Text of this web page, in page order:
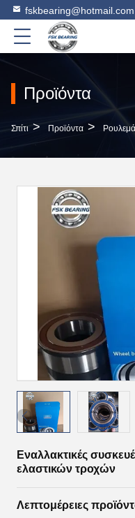
fskbearing@hotmail.com
Προϊόντα
Σπίτι > Προϊόντα >
Εναλλακτικές
ελαστικών τροχών
Λεπτομέρειες